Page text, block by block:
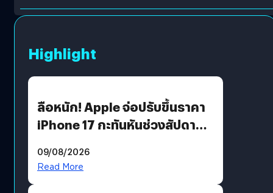
Highlight
ลือหนัก! Apple จ่อปรับขึ้นราคา
iPhone 17 กะทันหันช่วงสัปดาห์ที่
09/08/2026
Read More